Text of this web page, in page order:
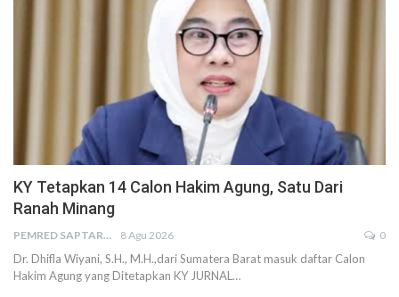
KY Tetapkan 14 Calon Hakim Agung, Satu Dari
Ranah Minang
PEMRED SAPTARIUS 8 Agu 2026 0
Dr. Dhifla Wiyani, S.H., M.H.,dari Sumatera Barat masuk daftar Calon
Hakim Agung yang Ditetapkan KY JURNAL…